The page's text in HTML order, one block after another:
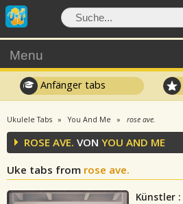
Menu
Anfänger tabs
Ukulele Tabs You And Me rose ave.
ROSE AVE. VON YOU AND ME
Uke tabs from rose ave.
Künstler :